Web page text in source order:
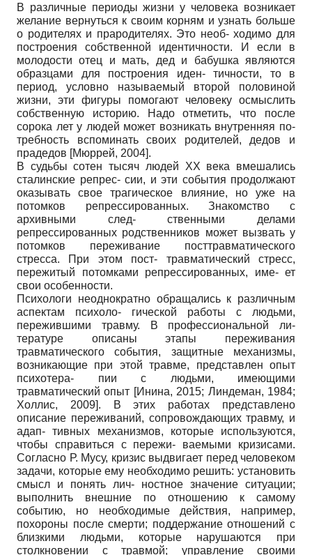
В различные периоды жизни у человека возникает
желание вернуться к своим корням и узнать больше
о родителях и прародителях. Это необ- ходимо для
построения собственной идентичности. И если в
молодости отец и мать, дед и бабушка являются
образцами для построения иден- тичности, то в
период, условно называемый второй половиной
жизни, эти фигуры помогают человеку осмыслить
собственную историю. Надо отметить, что после
сорока лет у людей может возникать внутренняя по-
требность вспоминать своих родителей, дедов и
прадедов [Мюррей, 2004].
В судьбы сотен тысяч людей ХХ века вмешались
сталинские репрес- сии, и эти события продолжают
оказывать свое трагическое влияние, но уже на
потомков репрессированных. Знакомство с
архивными след- ственными делами
репрессированных родственников может вызвать у
потомков переживание посттравматического
стресса. При этом пост- травматический стресс,
пережитый потомками репрессированных, име- ет
свои особенности.
Психологи неоднократно обращались к различным
аспектам психоло- гической работы с людьми,
пережившими травму. В профессиональной ли-
тературе описаны этапы переживания
травматического события, защитные механизмы,
возникающие при этой травме, представлен опыт
психотера- пии с людьми, имеющими
травматический опыт [Инина, 2015; Линдеман, 1984;
Холлис, 2009]. В этих работах представлено
описание переживаний, сопровождающих травму, и
адап- тивных механизмов, которые используются,
чтобы справиться с пережи- ваемыми кризисами.
Согласно Р. Мусу, кризис выдвигает перед человеком
задачи, которые ему необходимо решить: установить
смысл и понять лич- ностное значение ситуации;
выполнить внешние по отношению к самому
событию, но необходимые действия, например,
похороны после смерти; поддержание отношений с
близкими людьми, которые нарушаются при
столкновении с травмой; управление своими